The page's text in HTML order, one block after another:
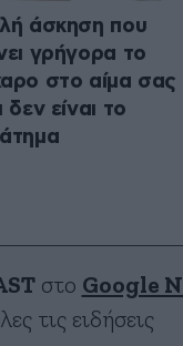
άσκηση που
γρήγορα το
στο αίμα σας
δεν είναι το
στο Google
τις ειδήσεις